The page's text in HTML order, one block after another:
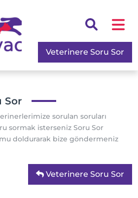
Veterinere Soru Sor
Sor
sorulan soruları
sormak isterseniz Soru Sor
doldurarak bize göndermeniz
Veterinere Soru Sor